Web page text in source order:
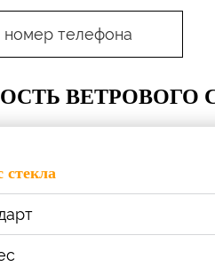
ВЕТРОВОГО
стекла